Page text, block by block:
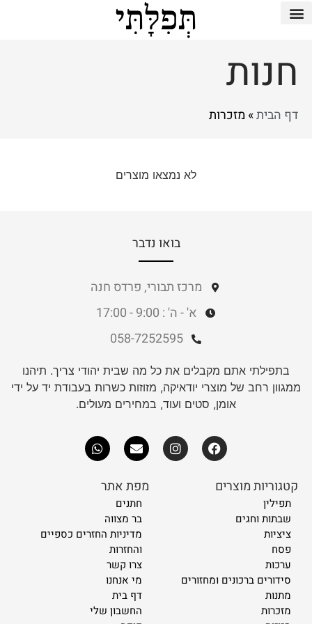
חנות
דף הבית» מזכרות
לא נמצאו מוצרים
בואו נדבר
מרכז תבורי, פרדס חנה
א' - ה' : 9:00 - 17:00
058-7252595
בתפילתי אתם מקבלים את כל מה שבית יהודי צריך. תיהנו
ממגוון רחב של מוצרי יודאיקה, מזוזות כשרות בעבודת יד על ידי
אומן, סטים ועוד, במחירים מעולים.
קטגוריות מוצרים
תפילין
שבתות וחגים
ציציות
פסח
ערכות
סידורים ברכונים ומחזורים
מתנות
מזכרות
מפת אתר
חתנים
בר מצווה
מדיניות החזרים כספיים
והחזרות
צרו קשר
מי אנחנו
דף בית
החשבון שלי